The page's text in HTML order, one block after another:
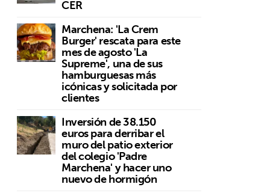
CER
Marchena: 'La Crem
Burger' rescata para este
mes de agosto 'La
Supreme', una de sus
hamburguesas más
icónicas y solicitada por
clientes
Inversión de 38.150
euros para derribar el
muro del patio exterior
del colegio 'Padre
Marchena' y hacer uno
nuevo de hormigón